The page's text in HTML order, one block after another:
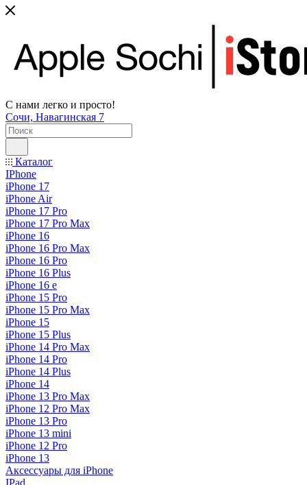
С нами легко и просто!
Сочи, Навагинская 7
Каталог
IPhone
iPhone 17
iPhone Air
iPhone 17 Pro
iPhone 17 Pro Max
iPhone 16
iPhone 16 Pro Max
iPhone 16 Pro
iPhone 16 Plus
iPhone 16 e
iPhone 15 Pro
iPhone 15 Pro Max
iPhone 15
iPhone 15 Plus
iPhone 14 Pro Max
iPhone 14 Pro
iPhone 14 Plus
iPhone 14
iPhone 13 Pro Max
iPhone 12 Pro Max
iPhone 13 Pro
iPhone 13 mini
iPhone 12 Pro
iPhone 13
Аксессуары для iPhone
IPad